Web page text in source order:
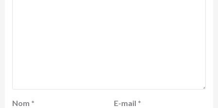
Nom * E-mail *